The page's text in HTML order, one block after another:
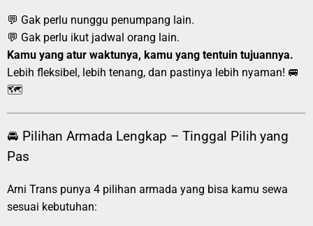
💬 Gak perlu nunggu penumpang lain.
💬 Gak perlu ikut jadwal orang lain.
Kamu yang atur waktunya, kamu yang tentuin tujuannya.
Lebih fleksibel, lebih tenang, dan pastinya lebih nyaman! 🚐
🗺️
🚘 Pilihan Armada Lengkap – Tinggal Pilih yang
Pas
Arni Trans punya 4 pilihan armada yang bisa kamu sewa
sesuai kebutuhan: